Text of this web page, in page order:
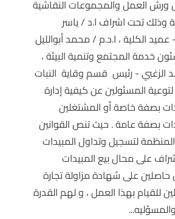
ورش العمل والمجموعات النقاشية
وذلك تحت اشراف ا.د / ياسر
الكلية ، ا.د.م / محمد أبوالليل
خدمة المجتمع وتنمية البيئة ،
الزغبي - رئيس قسم وقاية النبات
المسئولين عن كيفية إدارة
بصفة خاصة أو المشتغلين
بصفة عامة . حيث تنص القوانين
المنظمة لتسجيل وتداول المبيدات
على محال بيع المبيدات
حاصلين على شهادة مزاولة تجارة
للقيام بهذا العمل ، و لهم القدرة